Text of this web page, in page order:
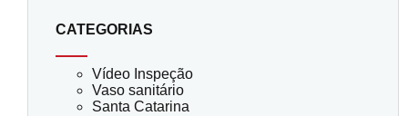
CATEGORIAS
Vídeo Inspeção
Vaso sanitário
Santa Catarina